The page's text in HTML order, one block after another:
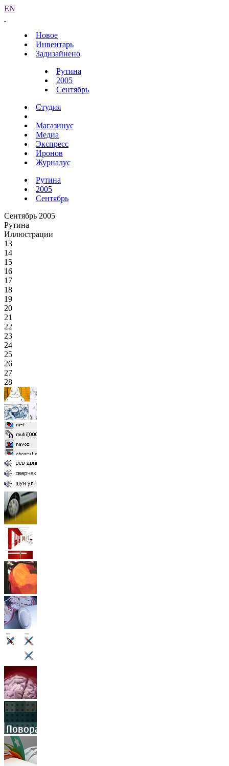
EN
Новое
Инвентарь
Задизайнено
Рутина
2005
Сентябрь
Студия
Магазинус
Медиа
Экспресс
Иронов
Журналус
Рутина
2005
Сентябрь
Сентябрь 2005
Рутина
Иллюстрации
13
14
15
16
17
18
19
20
21
22
23
24
25
26
27
28